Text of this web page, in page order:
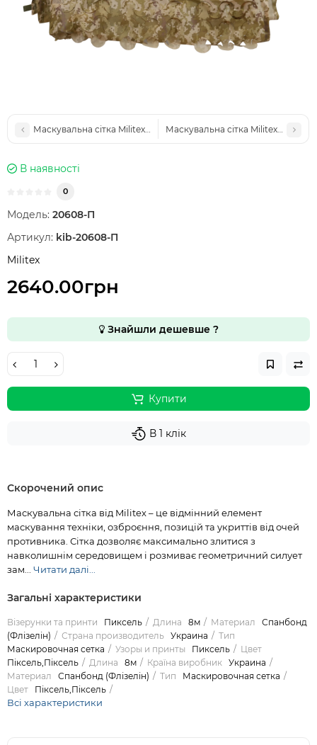
Маскувальна сітка Militex Піксель 5х8м (площа 40 кв.м.)
Маскувальна сітка Militex
В наявності
0
Модель: 20608-П
Артикул: kib-20608-П
Militex
2640.00грн
Знайшли дешевше ?
Купити
В 1 клік
Скорочений опис
Маскувальна сітка від Militex – це відмінний елемент
маскування техніки, озброєння, позицій та укриттів від очей
противника. Сітка дозволяє максимально злитися з
навколишнім середовищем і розмиває геометричний силует
зам... Читати далі...
Загальні характеристики
Візерунки та принти Пиксель Длина 8м Материал
Спанбонд
(Флізелін)
Страна производитель Украина
Тип
Маскировочная сетка
Узоры и принты Пиксель
Цвет
Піксель,Піксель
Длина 8м Країна виробник Украина
Материал
Спанбонд (Флізелін) Тип
Маскировочная сетка
Цвет
Піксель,Піксель
Всі характеристики